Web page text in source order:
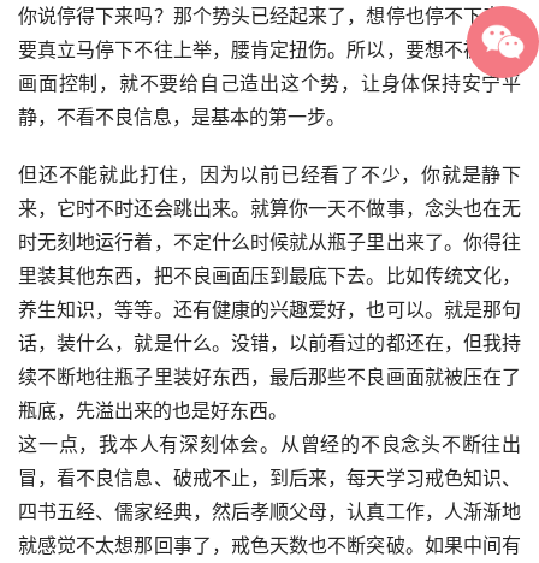
你说停得下来吗？那个势头已经起来了，想停也停不下来，
要真立马停下不往上举，腰肯定扭伤。所以，要想不被不良
画面控制，就不要给自己造出这个势，让身体保持安宁平
静，不看不良信息，是基本的第一步。
但还不能就此打住，因为以前已经看了不少，你就是静下
来，它时不时还会跳出来。就算你一天不做事，念头也在无
时无刻地运行着，不定什么时候就从瓶子里出来了。你得往
里装其他东西，把不良画面压到最底下去。比如传统文化，
养生知识，等等。还有健康的兴趣爱好，也可以。就是那句
话，装什么，就是什么。没错，以前看过的都还在，但我持
续不断地往瓶子里装好东西，最后那些不良画面就被压在了
瓶底，先溢出来的也是好东西。
这一点，我本人有深刻体会。从曾经的不良念头不断往出
冒，看不良信息、破戒不止，到后来，每天学习戒色知识、
四书五经、儒家经典，然后孝顺父母，认真工作，人渐渐地
就感觉不太想那回事了，戒色天数也不断突破。如果中间有